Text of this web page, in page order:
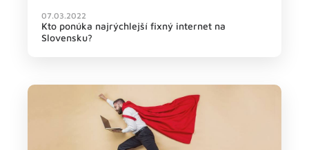
07.03.2022
Kto ponúka najrýchlejší fixný internet na
Slovensku?